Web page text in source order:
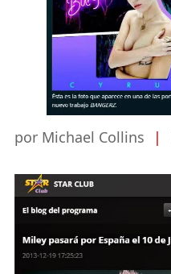
por Michael Collins |